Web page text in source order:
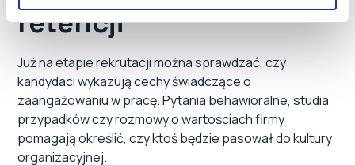
retencji
Już na etapie rekrutacji można sprawdzać, czy
kandydaci wykazują cechy świadczące o
zaangażowaniu w pracę. Pytania behawioralne, studia
przypadków czy rozmowy o wartościach firmy
pomagają określić, czy ktoś będzie pasował do kultury
organizacyjnej.